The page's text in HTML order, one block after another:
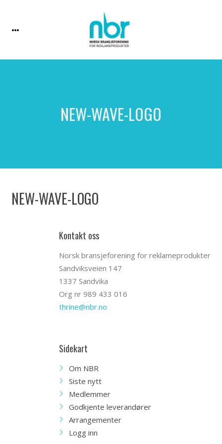
NEW-WAVE-LOGO
NEW-WAVE-LOGO
Kontakt oss
Norsk bransjeforening for reklameprodukter
Sandviksveien 147
1337 Sandvika
Org nr 989 433 016
thrine@nbr.no
Sidekart
Om NBR
Siste nytt
Medlemmer
Godkjente leverandører
Arrangementer
Logg inn